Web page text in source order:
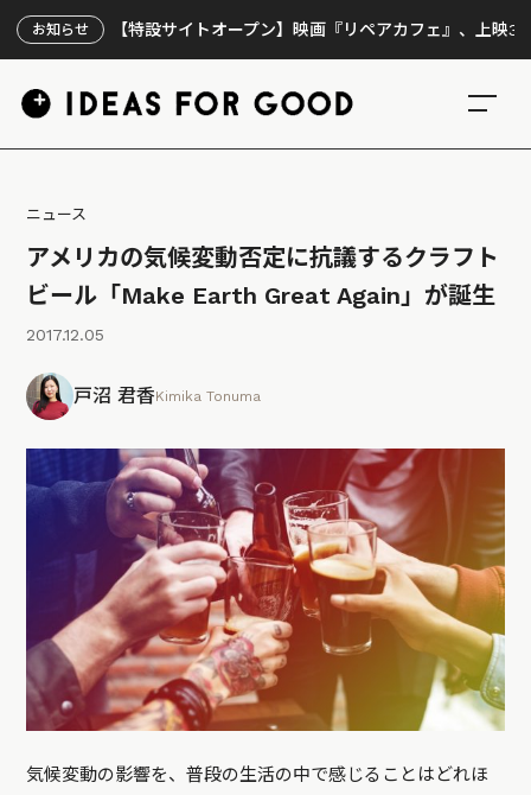
お知らせ
【特設サイトオープン】映画『リペアカフェ』、上映300回の先
ニュース
アメリカの気候変動否定に抗議するクラフト
ビール「Make Earth Great Again」が誕生
2017.12.05
戸沼 君香Kimika Tonuma
気候変動の影響を、普段の生活の中で感じることはどれほ